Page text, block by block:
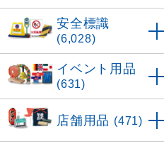
安全標識
(6,028)
イベント用品
(631)
店舗用品 (471)